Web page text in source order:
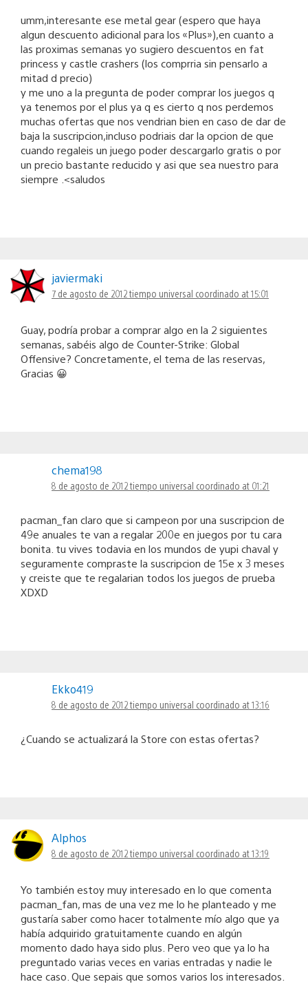
umm,interesante ese metal gear (espero que haya
algun descuento adicional para los «Plus»),en cuanto a
las proximas semanas yo sugiero descuentos en fat
princess y castle crashers (los comprria sin pensarlo a
mitad d precio)
y me uno a la pregunta de poder comprar los juegos q
ya tenemos por el plus ya q es cierto q nos perdemos
muchas ofertas que nos vendrian bien en caso de dar de
baja la suscripcion,incluso podriais dar la opcion de que
cuando regaleis un juego poder descargarlo gratis o por
un precio bastante reducido y asi que sea nuestro para
siempre .<saludos
javiermaki
7 de agosto de 2012 tiempo universal coordinado at 15:01
Guay, podría probar a comprar algo en la 2 siguientes
semanas, sabéis algo de Counter-Strike: Global
Offensive? Concretamente, el tema de las reservas,
Gracias 😀
chema198
8 de agosto de 2012 tiempo universal coordinado at 01:21
pacman_fan claro que si campeon por una suscripcion de
49e anuales te van a regalar 200e en juegos por tu cara
bonita. tu vives todavia en los mundos de yupi chaval y
seguramente compraste la suscripcion de 15e x 3 meses
y creiste que te regalarian todos los juegos de prueba
XDXD
Ekko419
8 de agosto de 2012 tiempo universal coordinado at 13:16
¿Cuando se actualizará la Store con estas ofertas?
Alphos
8 de agosto de 2012 tiempo universal coordinado at 13:19
Yo también estoy muy interesado en lo que comenta
pacman_fan, mas de una vez me lo he planteado y me
gustaría saber como hacer totalmente mío algo que ya
había adquirido gratuitamente cuando en algún
momento dado haya sido plus. Pero veo que ya lo ha
preguntado varias veces en varias entradas y nadie le
hace caso. Que sepais que somos varios los interesados.